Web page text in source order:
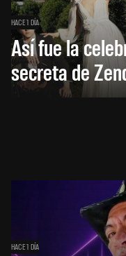
HACE 1 DÍA
Así fue la
secreta de
HACE 1 DÍA